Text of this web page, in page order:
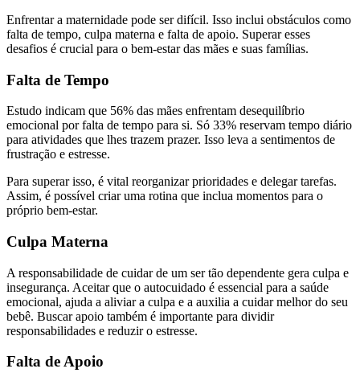
Enfrentar a maternidade pode ser difícil. Isso inclui obstáculos como
falta de tempo, culpa materna e falta de apoio. Superar esses
desafios é crucial para o bem-estar das mães e suas famílias.
Falta de Tempo
Estudo indicam que 56% das mães enfrentam desequilíbrio
emocional por falta de tempo para si. Só 33% reservam tempo diário
para atividades que lhes trazem prazer. Isso leva a sentimentos de
frustração e estresse.
Para superar isso, é vital reorganizar prioridades e delegar tarefas.
Assim, é possível criar uma rotina que inclua momentos para o
próprio bem-estar.
Culpa Materna
A responsabilidade de cuidar de um ser tão dependente gera culpa e
insegurança. Aceitar que o autocuidado é essencial para a saúde
emocional, ajuda a aliviar a culpa e a auxilia a cuidar melhor do seu
bebê. Buscar apoio também é importante para dividir
responsabilidades e reduzir o estresse.
Falta de Apoio